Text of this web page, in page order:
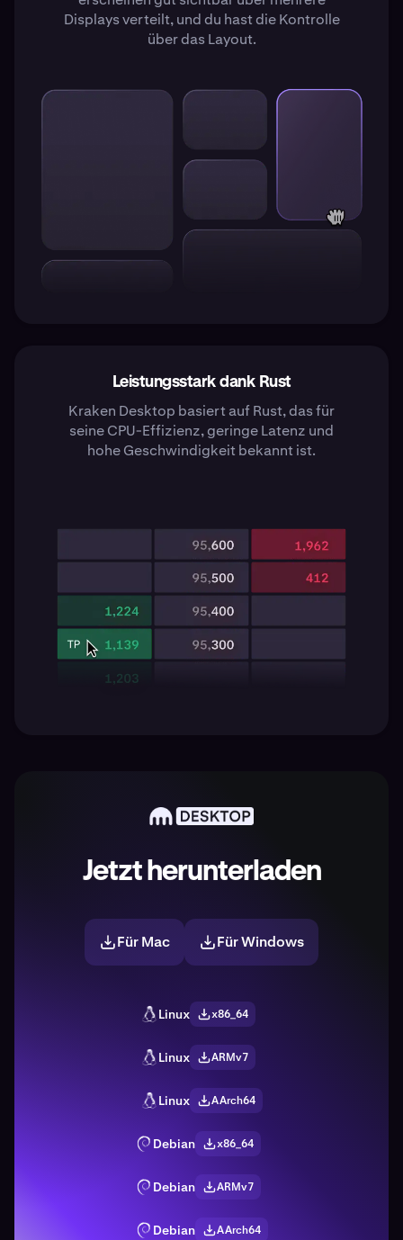
Displays verteilt, und du hast die Kontrolle
über das Layout.
Leistungsstark dank Rust
Kraken Desktop basiert auf Rust, das für
seine CPU-Effizienz, geringe Latenz und
hohe Geschwindigkeit bekannt ist.
Jetzt herunterladen
Für Mac Für Windows
Linux x86_64
Linux ARMv7
Linux AArch64
Debian x86_64
Debian ARMv7
Debian AArch64